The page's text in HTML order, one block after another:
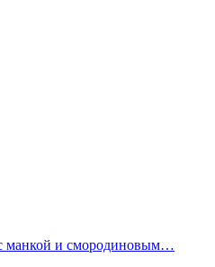
манкой и смородиновым…